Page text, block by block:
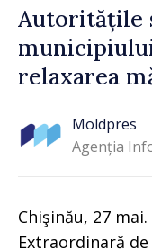
Autoritățile
relaxarea
Moldpres
Agenția
Chişinău, 27 mai.
Extraordinară